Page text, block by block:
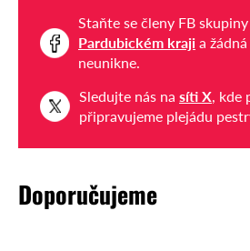
Staňte se členy FB skupiny
Pardubickém kraji a
neunikne.
Sledujte nás na síti X, kde
připravujeme plejádu
Doporučujeme